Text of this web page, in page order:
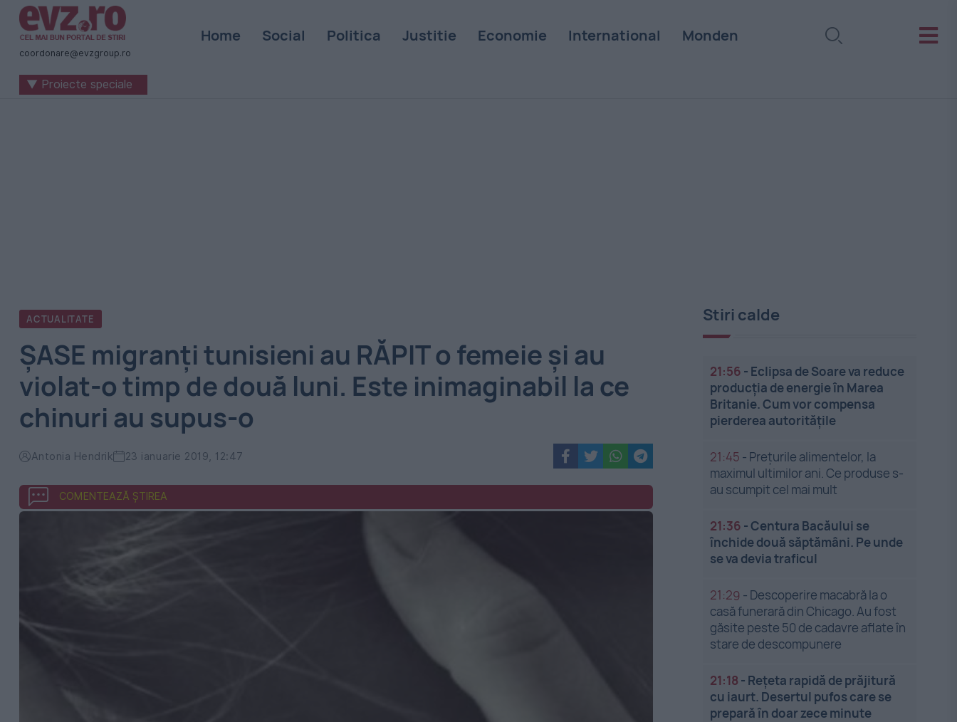
Știri
naționale
internaționale
coordonare@evzgroup.ro
Home Social Politica Justitie Economie International Monden
▼ Proiecte speciale
ACTUALITATE
ŞASE migranţi tunisieni au RĂPIT o femeie şi au
violat-o timp de două luni. Este inimaginabil la ce
chinuri au supus-o
Antonia Hendrik 23 ianuarie 2019, 12:47
COMENTEAZĂ ȘTIREA
Stiri calde
21:56 - Eclipsa de Soare va reduce
producția de energie în Marea
Britanie. Cum vor compensa
pierderea autoritățile
21:45 - Prețurile alimentelor, la
maximul ultimilor ani. Ce produse s-
au scumpit cel mai mult
21:36 -Centura Bacăului se
închide două săptămâni. Pe unde
se va devia traficul
21:29 - Descoperire macabră la o
casă funerară din Chicago. Au fost
găsite peste 50 de cadavre aflate în
stare de descompunere
21:18 - Rețeta rapidă de prăjitură
cu iaurt. Desertul pufos care se
prepară în doar zece minute